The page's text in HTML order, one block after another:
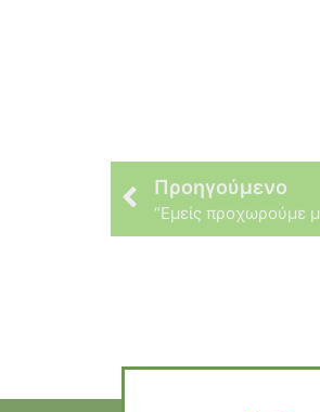
Προηγούμενο
“Εμείς προχωρούμε